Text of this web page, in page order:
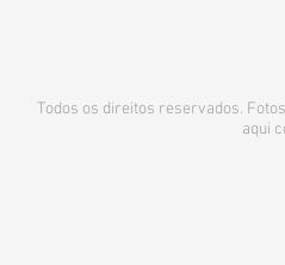
Todos os direitos reservados.
aqui